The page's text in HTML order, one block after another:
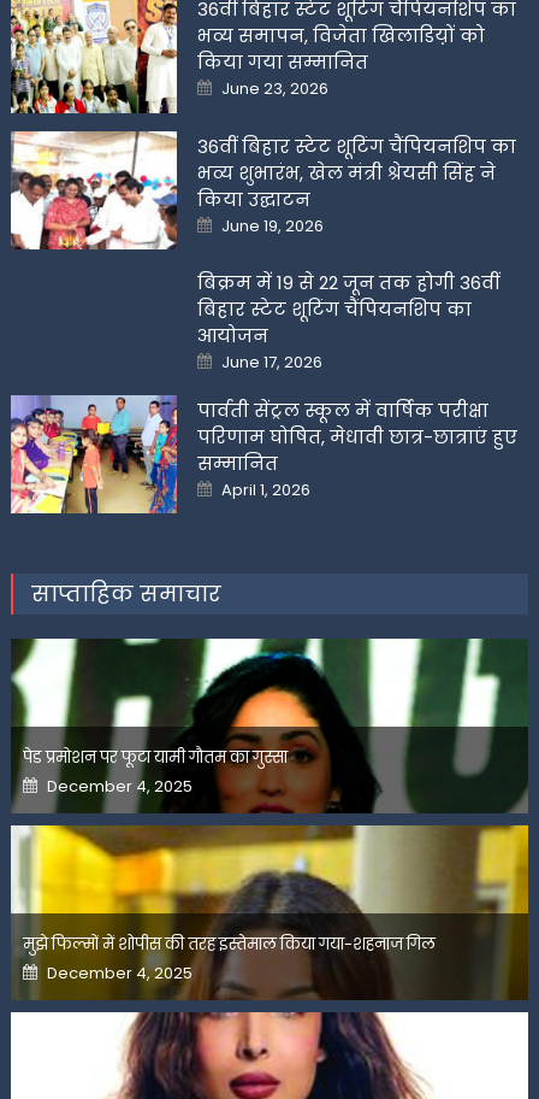
36वीं बिहार स्टेट शूटिंग चैंपियनशिप का
भव्य समापन, विजेता खिलाडिय़ों को
किया गया सम्मानित
Posted
on
June 23, 2026
36वीं बिहार स्टेट शूटिंग चैंपियनशिप का
भव्य शुभारंभ, खेल मंत्री श्रेयसी सिंह ने
किया उद्घाटन
Posted
on
June 19, 2026
बिक्रम में 19 से 22 जून तक होगी 36वीं
बिहार स्टेट शूटिंग चैंपियनशिप का
आयोजन
Posted
on
June 17, 2026
पार्वती सेंट्रल स्कूल में वार्षिक परीक्षा
परिणाम घोषित, मेधावी छात्र-छात्राएं हुए
सम्मानित
Posted
on
April 1, 2026
साप्ताहिक समाचार
पेड प्रमोशन पर फूटा यामी गौतम का गुस्सा
Posted
on
December 4, 2025
मुझे फिल्मों में शोपीस की तरह इस्तेमाल किया गया-शहनाज गिल
Posted
on
December 4, 2025